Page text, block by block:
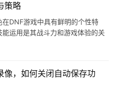
策略
DNF游戏中具有鲜明的个性特
运用是其战斗力和游戏体验的关
像，如何关闭自动保存功